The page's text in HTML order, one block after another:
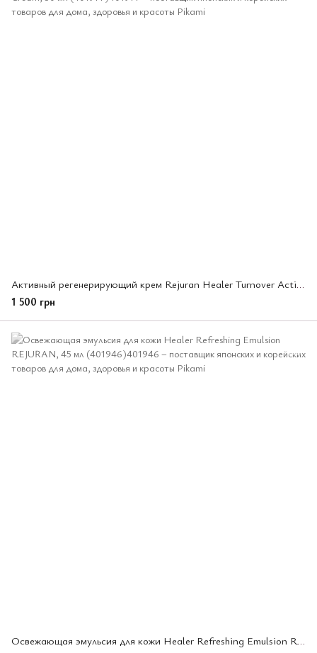
Активный регенерирующий крем Rejuran Healer Turnover Active Cream, 50 мл (401977)
1 500 грн
Освежающая эмульсия для кожи Healer Refreshing Emulsion REJURAN, 45 мл (401946)